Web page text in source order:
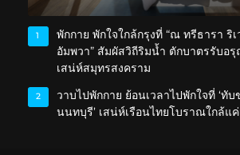
1
พักกาย พักใจใกล้กรุงที่ “ณ ทรีธารา ริ
อัมพวา” สัมผัสวิถีริมน้ำ ตักบาตรรับอ
เสน่ห์สมุทรสงคราม
2
วาบไปพักกาย ย้อนเวลาไปพักใจที่ ‘ทั
นนทบุรี’ เสน่ห์เรือนไทยโบราณใกล้แค่